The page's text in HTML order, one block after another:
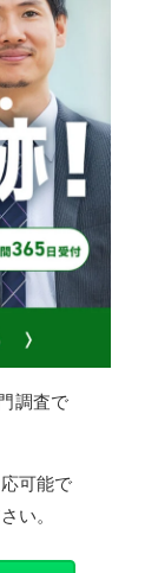
調査で
可能で
い。